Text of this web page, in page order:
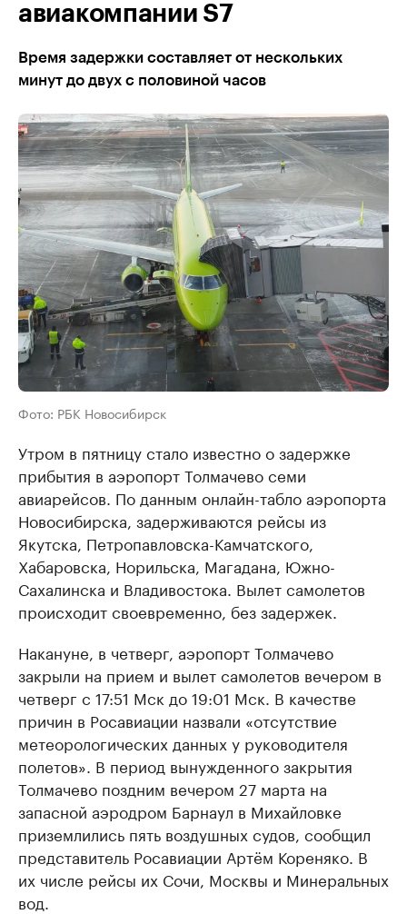
авиакомпании S7
Время задержки составляет от нескольких
минут до двух с половиной часов
Фото: РБК Новосибирск
Утром в пятницу стало известно о задержке
прибытия в аэропорт Толмачево семи
авиарейсов. По данным онлайн-табло аэропорта
Новосибирска, задерживаются рейсы из
Якутска, Петропавловска-Камчатского,
Хабаровска, Норильска, Магадана, Южно-
Сахалинска и Владивостока. Вылет самолетов
происходит своевременно, без задержек.
Накануне, в четверг, аэропорт Толмачево
закрыли на прием и вылет самолетов вечером в
четверг с 17:51 Мск до 19:01 Мск. В качестве
причин в Росавиации назвали «отсутствие
метеорологических данных у руководителя
полетов». В период вынужденного закрытия
Толмачево поздним вечером 27 марта на
запасной аэродром Барнаул в Михайловке
приземлились пять воздушных судов, сообщил
представитель Росавиации Артём Кореняко. В
их числе рейсы их Сочи, Москвы и Минеральных
вод.